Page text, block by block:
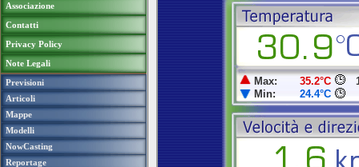
Associazione
Contatti
Privacy Policy
Note Legali
Previsioni
Articoli
Mappe
Modelli
NowCasting
Reportage